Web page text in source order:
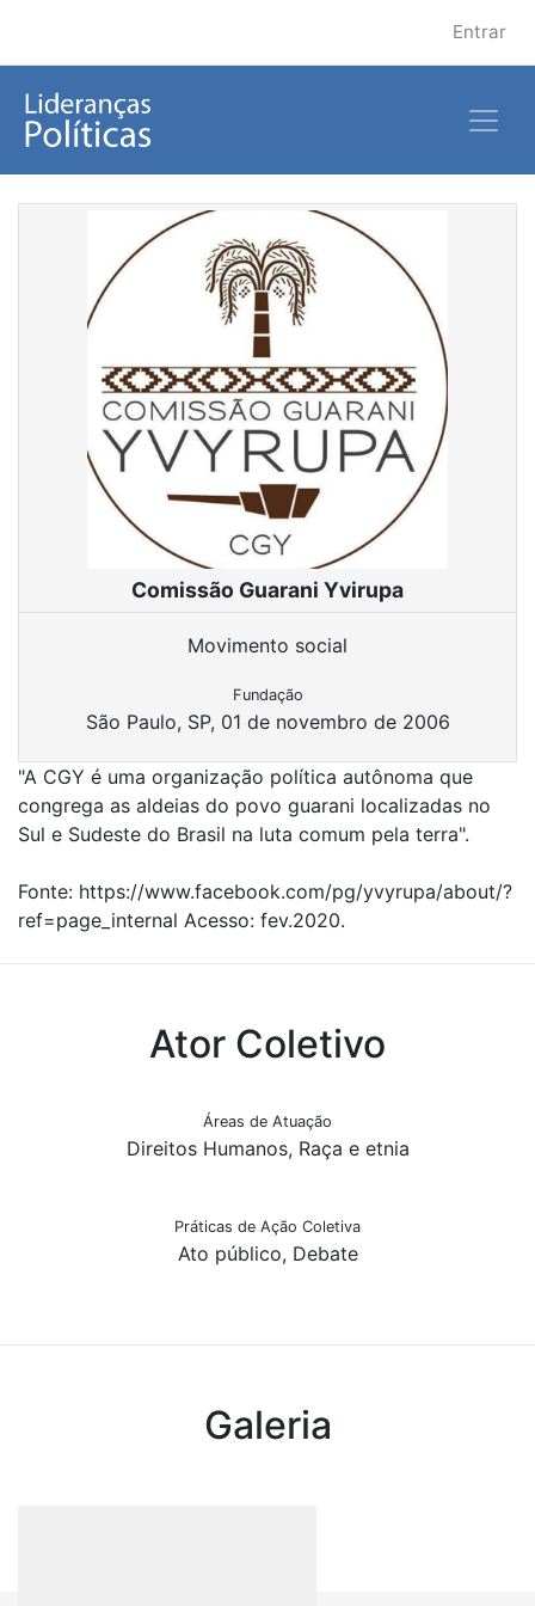
Entrar
"A CGY é uma organização política autônoma que
congrega as aldeias do povo guarani localizadas no
Sul e Sudeste do Brasil na luta comum pela terra".
Fonte: https://www.facebook.com/pg/yvyrupa/about/?
ref=page_internal Acesso: fev.2020.
Comissão Guarani Yvirupa
Movimento social
Fundação
São Paulo, SP, 01 de novembro de 2006
Ator Coletivo
Áreas de Atuação
Direitos Humanos, Raça e etnia
Práticas de Ação Coletiva
Ato público, Debate
Galeria